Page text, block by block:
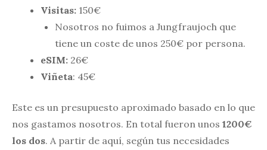
Visitas: 150€
Nosotros no fuimos a Jungfraujoch que
tiene un coste de unos 250€ por persona.
eSIM: 26€
Viñeta: 45€
Este es un presupuesto aproximado basado en lo que
nos gastamos nosotros. En total fueron unos 1200€
los dos. A partir de aquí, según tus necesidades